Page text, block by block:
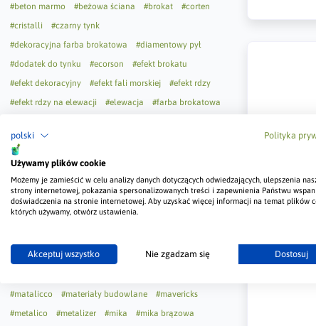
polski Polityka
Używamy plików cookie
Możemy je zamieścić w celu analizy danych dotyczących odwiedzających, ulepszenia
strony internetowej, pokazania spersonalizowanych treści i zapewnienia Państwu
doświadczenia na stronie internetowej. Aby uzyskać więcej informacji na temat plików
których używamy, otwórz ustawienia.
Akceptuj wszystko Nie zgadzam się Dostosuj
#beton marmo
#beżowa ściana #brokat
#corten
#cristalli
#czarny tynk
#dekoracyjna farba brokatowa
#diamentowy pył
#dodatek do tynku
#ecorson
#efekt brokatu
#efekt dekoracyjny
#efekt fali morskiej
#efekt rdzy
#efekt rdzy na elewacji
#elewacja
#farba brokatowa
#farba o efekcie diamentowego pyłu
#farba o efekcie fali morskiej
#farba o efekcie metalicznego piasku
#farba strukturalna
#farba teksturowana
#guardi
#jak nakładać
#jak pomalować
#kolor tynku na żywo
#matalicco
#materiały budowlane
#mavericks
#metalico
#metalizer #mika
#mika brązowa